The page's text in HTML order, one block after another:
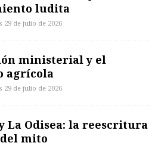
ludita
29 de julio de 2026
ministerial y el
agrícola
29 de julio de 2026
La Odisea: la reescritura
mito